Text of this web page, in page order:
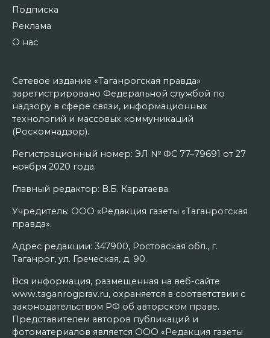
Подписка
Реклама
О нас
Сетевое издание «Таганрогская правда»
зарегистрировано Федеральной службой по
надзору в сфере связи, информационных
технологий и массовых коммуникаций
(Роскомнадзор).
Регистрационный номер: ЭЛ № ФС 77–79691 от 27
ноября 2020 года.
Главный редактор: В.Б. Каратаева.
Учредитель: ООО «Редакция газеты «Таганрогская
правда».
Адрес редакции: 347900, Ростовская обл., г.
Таганрог, ул. Греческая, д. 90.
Вся информация, размещенная на веб-сайте
www.taganrogprav.ru, охраняется в соответствии с
законодательством РФ об авторском праве.
Представителем авторов публикаций и
фотоматериалов является ООО «Редакция газеты